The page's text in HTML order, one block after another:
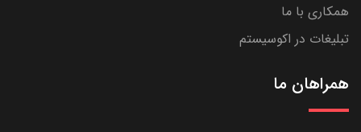
همکاری با ما
تبلیغات در اکوسیستم
همراهان ما